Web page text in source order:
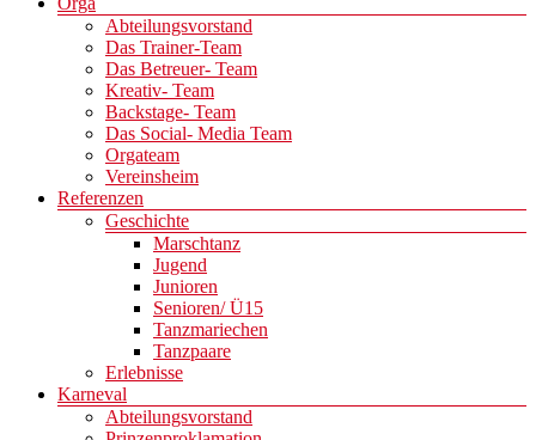
Abteilungsvorstand
Das Trainer-Team
Das Betreuer- Team
Kreativ- Team
Backstage- Team
Das Social- Media Team
Orgateam
Vereinsheim
Referenzen
Geschichte
Marschtanz
Jugend
Junioren
Senioren/ Ü15
Tanzmariechen
Tanzpaare
Erlebnisse
Karneval
Abteilungsvorstand